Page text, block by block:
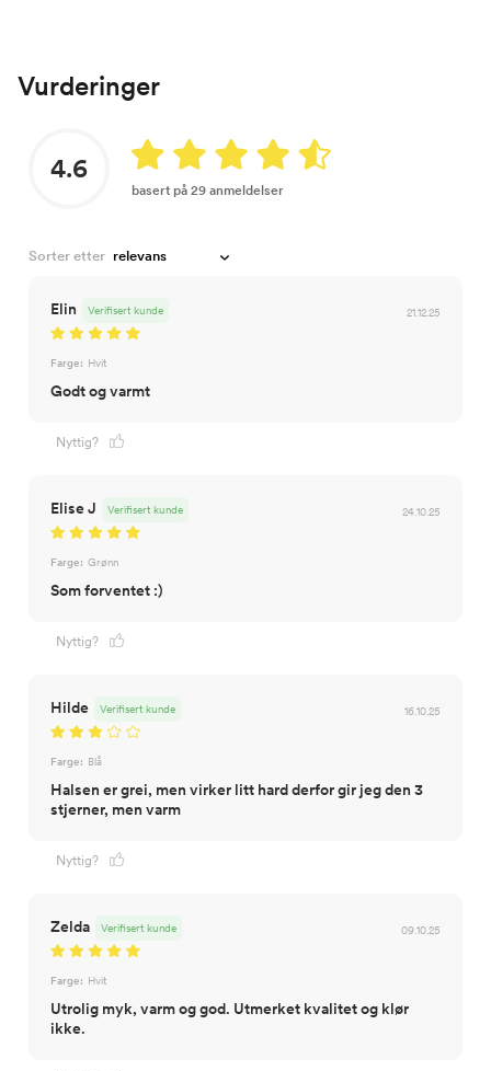
Vurderinger
4.6
basert på 29 anmeldelser
Sorter etter
Elin 21.12.25
Verifisert kunde
Farge: Hvit
Godt og varmt
Nyttig?
Elise J 24.10.25
Verifisert kunde
Farge: Grønn
Som forventet :)
Nyttig?
Hilde 16.10.25
Verifisert kunde
Farge: Blå
Halsen er grei, men virker litt hard derfor gir jeg den 3
stjerner, men varm
Nyttig?
Zelda 09.10.25
Verifisert kunde
Farge: Hvit
Utrolig myk, varm og god. Utmerket kvalitet og klør
ikke.